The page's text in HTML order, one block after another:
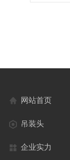
网站首页
吊装头
企业实力